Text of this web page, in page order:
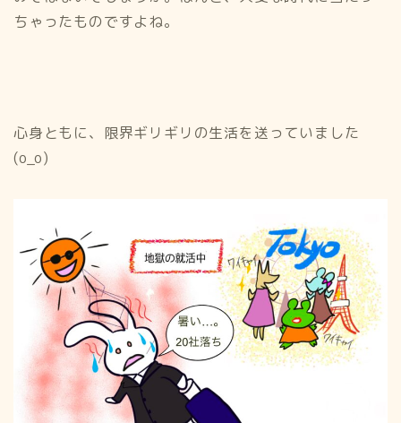
ちゃったものですよね。
心身ともに、限界ギリギリの生活を送っていました
(o_o)